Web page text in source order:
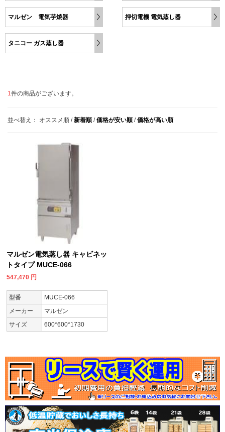
マルゼン 電気芋焼器 押切電機 電気蒸し器
タニコー ガス蒸し器
1 件の商品がございます。
並べ替え： オススメ順 /新着順 /価格が安い順 /価格が高い順
マルゼン電気蒸し器 キャビネッ
トタイプ MUCE-066
547,470 円
型番
MUCE-066
メーカー
マルゼン
サイズ
600*600*1730